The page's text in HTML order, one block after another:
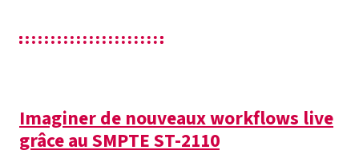
Imaginer de nouveaux workflows live
grâce au SMPTE ST-2110